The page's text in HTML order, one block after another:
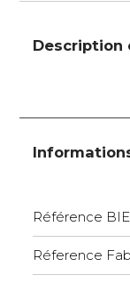
Description
Référence
Réference